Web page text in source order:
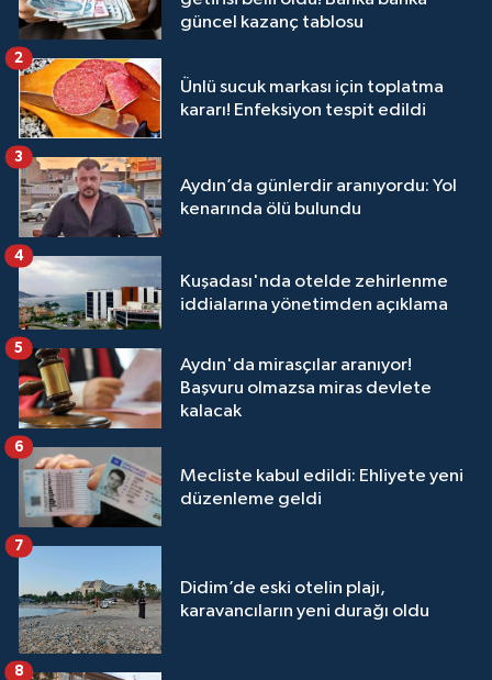
güncel kazanç tablosu
Ünlü sucuk markası için toplatma
kararı! Enfeksiyon tespit edildi
2
Aydın’da günlerdir aranıyordu: Yol
kenarında ölü bulundu
3
Kuşadası'nda otelde zehirlenme
iddialarına yönetimden açıklama
4
Aydın'da mirasçılar aranıyor!
Başvuru olmazsa miras devlete
kalacak
5
Mecliste kabul edildi: Ehliyete yeni
düzenleme geldi
6
Didim’de eski otelin plajı,
karavancıların yeni durağı oldu
7
8